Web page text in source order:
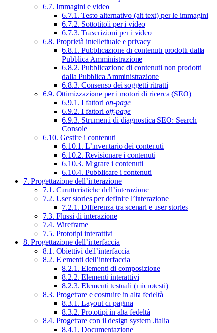
6.7. Immagini e video
6.7.1. Testo alternativo (alt text) per le immagini
6.7.2. Sottotitoli per i video
6.7.3. Trascrizioni per i video
6.8. Proprietà intellettuale e privacy
6.8.1. Pubblicazione di contenuti prodotti dalla
Pubblica Amministrazione
6.8.2. Pubblicazione di contenuti non prodotti
dalla Pubblica Amministrazione
6.8.3. Consenso dei soggetti ritratti
6.9. Ottimizzazione per i motori di ricerca (SEO)
6.9.1. I fattori on-page
6.9.2. I fattori off-page
6.9.3. Strumenti di diagnostica SEO: Search
Console
6.10. Gestire i contenuti
6.10.1. L’inventario dei contenuti
6.10.2. Revisionare i contenuti
6.10.3. Migrare i contenuti
6.10.4. Pubblicare i contenuti
7. Progettazione dell’interazione
7.1. Caratteristiche dell’interazione
7.2. User stories per definire l’interazione
7.2.1. Differenza tra scenari e user stories
7.3. Flussi di interazione
7.4. Wireframe
7.5. Prototipi interattivi
8. Progettazione dell’interfaccia
8.1. Obiettivi dell’interfaccia
8.2. Elementi dell’interfaccia
8.2.1. Elementi di composizione
8.2.2. Elementi interattivi
8.2.3. Elementi testuali (microtesti)
8.3. Progettare e costruire in alta fedeltà
8.3.1. Layout di pagina
8.3.2. Prototipi in alta fedeltà
8.4. Progettare con il design system .italia
8.4.1. Documentazione